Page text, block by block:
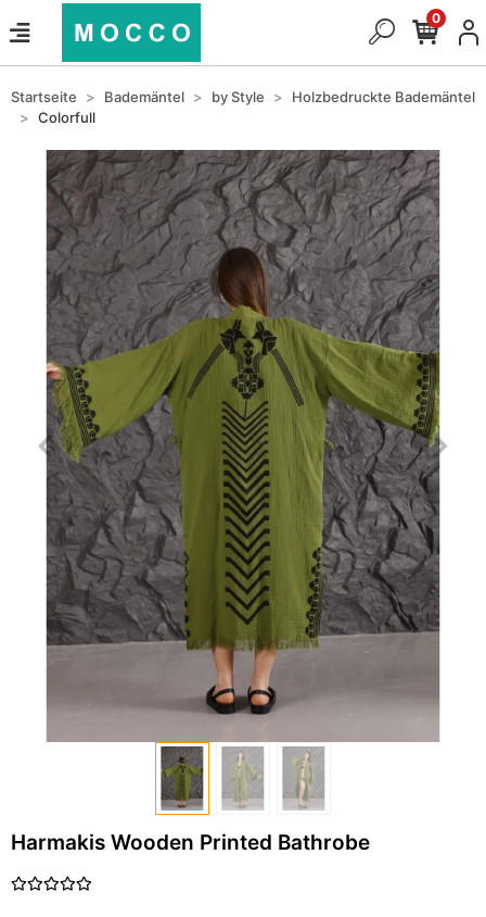
0
Startseite Bademäntel by Style
Holzbedruckte Bademäntel
Colorfull
Harmakis Wooden Printed Bathrobe